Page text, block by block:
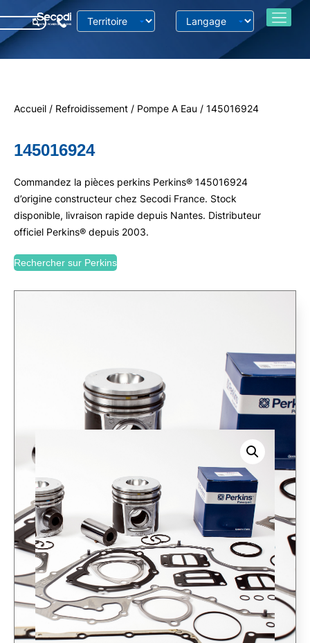
Accueil / Refroidissement / Pompe A Eau / 145016924
145016924
Commandez la pièces perkins Perkins® 145016924
d’origine constructeur chez Secodi France. Stock
disponible, livraison rapide depuis Nantes. Distributeur
officiel Perkins® depuis 2003.
Rechercher sur Perkins